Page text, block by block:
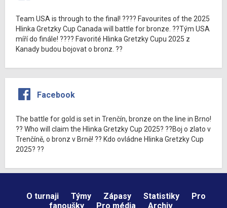
Team USA is through to the final! ???? Favourites of the 2025
Hlinka Gretzky Cup Canada will battle for bronze. ??Tým USA
míří do finále! ???? Favorité Hlinka Gretzky Cupu 2025 z
Kanady budou bojovat o bronz. ??
Facebook
The battle for gold is set in Trenčín, bronze on the line in Brno!
?? Who will claim the Hlinka Gretzky Cup 2025? ??Boj o zlato v
Trenčíně, o bronz v Brně! ?? Kdo ovládne Hlinka Gretzky Cup
2025? ??
O turnaji Týmy Zápasy Statistiky
Pro
fanoušky
Pro média Archiv